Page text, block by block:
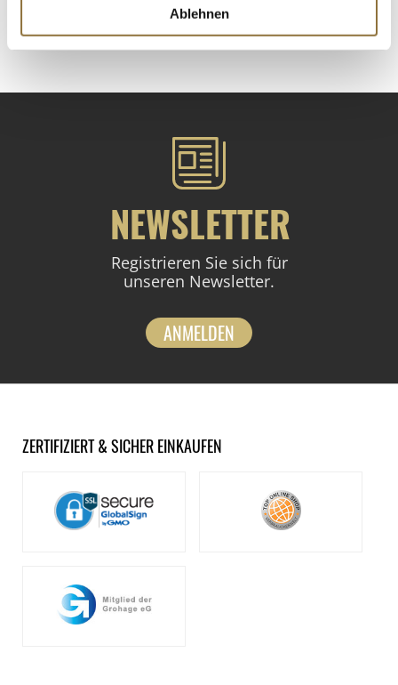
Ablehnen
St.
NEWSLETTER
Registrieren Sie sich für
unseren Newsletter.
ANMELDEN
ZERTIFIZIERT & SICHER EINKAUFEN